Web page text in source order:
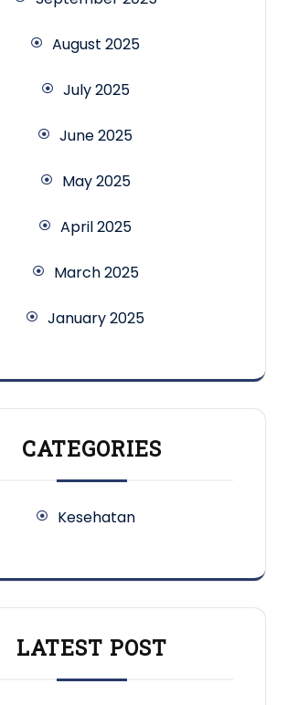
August 2025
July 2025
June 2025
May 2025
April 2025
March 2025
January 2025
CATEGORIES
Kesehatan
LATEST POST